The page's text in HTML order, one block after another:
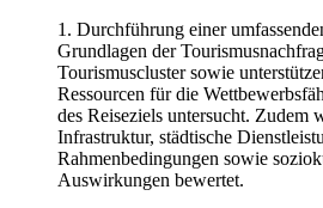
1. Durchführung einer
Grundlagen der
Tourismuscluster sowie
Ressourcen für die
des Reiseziels untersucht. Zudem
Infrastruktur, städtische
Rahmenbedingungen sowie
Auswirkungen bewertet.